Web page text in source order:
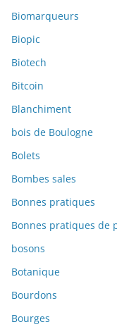
Biomarqueurs
Biopic
Biotech
Bitcoin
Blanchiment
bois de Boulogne
Bolets
Bombes sales
Bonnes pratiques
Bonnes pratiques de
bosons
Botanique
Bourdons
Bourges